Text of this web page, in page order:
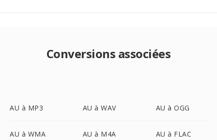
Conversions associées
AU à MP3 AU à WAV AU à OGG
AU à WMA AU à M4A AU à FLAC